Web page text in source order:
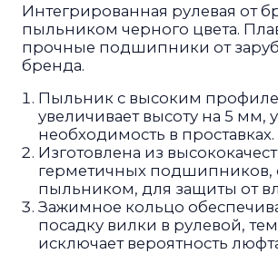
Интегрированная рулевая от
пыльником черного цвета.
прочные подшипники от
бренда.
Пыльник с высоким
увеличивает высоту на 5 мм,
необходимость в проставках.
Изготовлена из
герметичных подшипников,
пыльником, для защиты от
Зажимное кольцо
посадку вилки в рулевой,
исключает вероятность